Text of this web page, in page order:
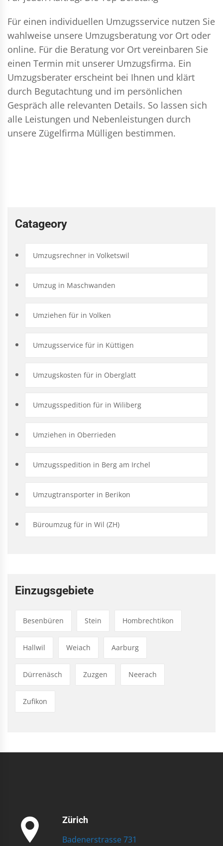
Für einen individuellen Umzugsservice nutzen Sie
wahlweise unsere Umzugsberatung vor Ort oder
online. Für die Beratung vor Ort vereinbaren Sie
einen Termin mit unserer Umzugsfirma. Ein
Umzugsberater erscheint bei Ihnen und klärt
durch Begutachtung und im persönlichen
Gespräch alle relevanten Details. So lassen sich
alle Leistungen und Nebenleistungen durch
unsere Zügelfirma Mülligen bestimmen.
Catageory
Umzugsrechner in Volketswil
Umzug in Maschwanden
Umziehen für in Volken
Umzugsservice für in Küttigen
Umzugskosten für in Oberglatt
Umzugsspedition für in Wiliberg
Umziehen in Oberrieden
Umzugsspedition in Berg am Irchel
Umzugtransporter in Berikon
Büroumzug für in Wil (ZH)
Einzugsgebiete
Besenbüren Stein Hombrechtikon
Hallwil Weiach Aarburg
Dürrenäsch Zuzgen Neerach
Zufikon
Zürich
Badenerstrasse 731